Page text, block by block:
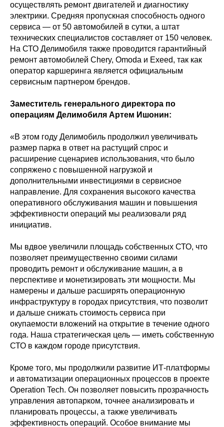
осуществлять ремонт двигателей и диагностику
электрики. Средняя пропускная способность одного
сервиса — от 50 автомобилей в сутки, а штат
технических специалистов составляет от 150 человек.
На СТО Делимобиля также проводится гарантийный
ремонт автомобилей Chery, Omoda и Exeed, так как
оператор каршеринга является официальным
сервисным партнером брендов.
Заместитель генерального директора по
операциям Делимобиля Артем Ишонин:
«В этом году Делимобиль продолжил увеличивать
размер парка в ответ на растущий спрос и
расширение сценариев использования, что было
сопряжено с повышенной нагрузкой и
дополнительными инвестициями в сервисное
направление. Для сохранения высокого качества
оперативного обслуживания машин и повышения
эффективности операций мы реализовали ряд
инициатив.
Мы вдвое увеличили площадь собственных СТО, что
позволяет преимущественно своими силами
проводить ремонт и обслуживание машин, а в
перспективе и монетизировать эти мощности. Мы
намерены и дальше расширять операционную
инфраструктуру в городах присутствия, что позволит
и дальше снижать стоимость сервиса при
окупаемости вложений на открытие в течение одного
года. Наша стратегическая цель — иметь собственную
СТО в каждом городе присутствия.
Кроме того, мы продолжили развитие ИТ-платформы
и автоматизации операционных процессов в проекте
Operation Tech. Он позволяет повысить прозрачность
управления автопарком, точнее анализировать и
планировать процессы, а также увеличивать
эффективность операций. Особое внимание мы